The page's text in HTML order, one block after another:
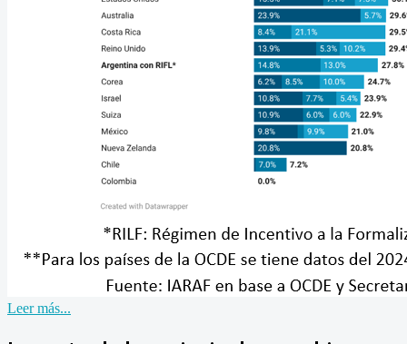
Leer más...